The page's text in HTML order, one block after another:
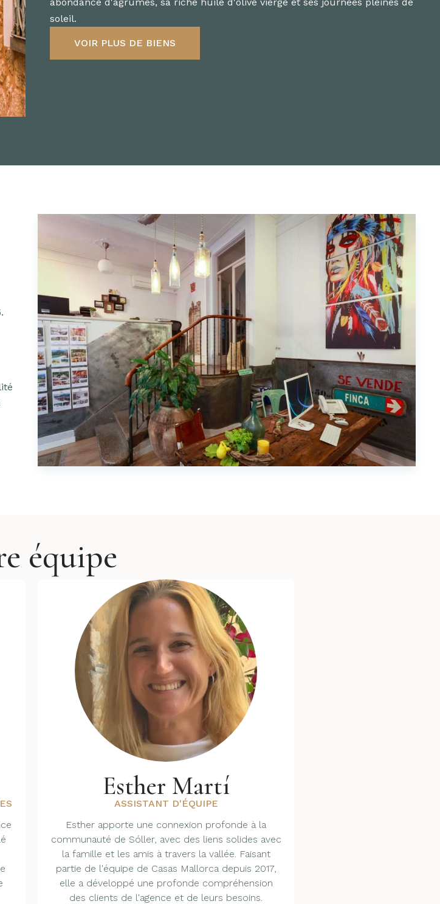
soleil.
VOIR PLUS DE BIENS
équipe
Esther Martí
ASSISTANT D'ÉQUIPE
Esther apporte une connexion profonde à la
communauté de Sóller, avec des liens solides avec
la famille et les amis à travers la vallée. Faisant
partie de l'équipe de Casas Mallorca depuis 2017,
elle a développé une profonde compréhension
des clients de l'agence et de leurs besoins.